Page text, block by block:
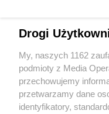
Wydawca mediów
Drogi
My, naszych 1162
podmioty z Media
przechowujemy
przetwarzamy dane
identyfikatory,